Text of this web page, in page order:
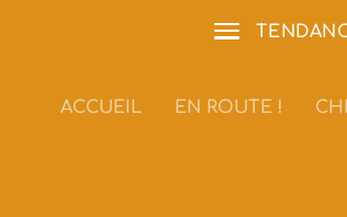
ACCUEIL EN ROUTE !